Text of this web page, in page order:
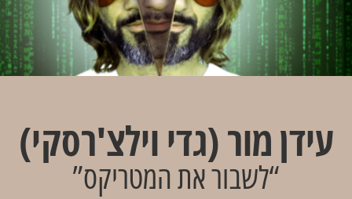
עידן מור (גדי וילצ'רסקי)
“לשבור את המטריקס”